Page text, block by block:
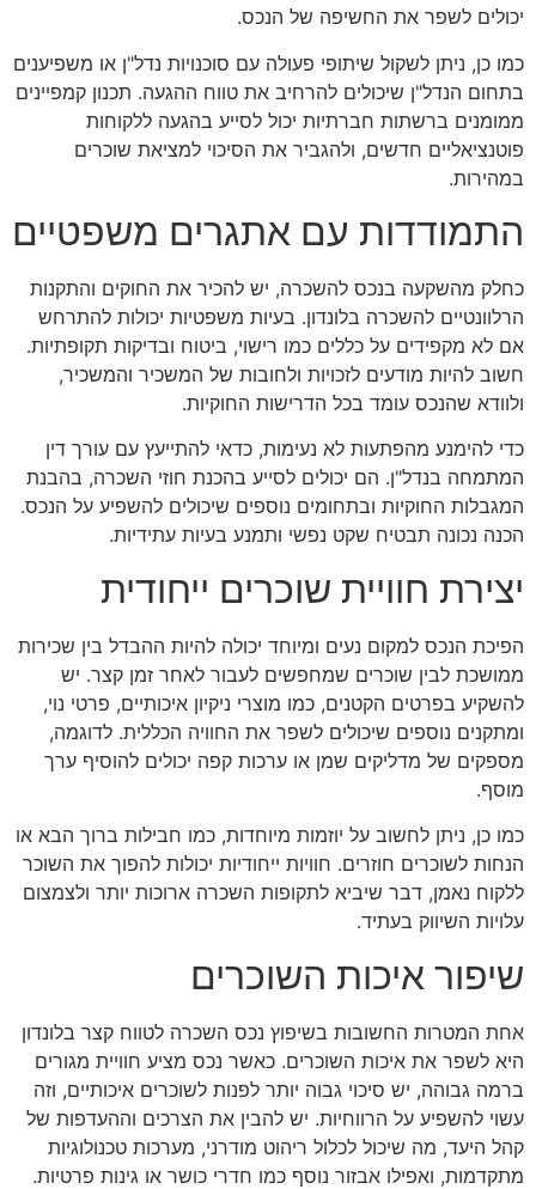
יכולים לשפר את החשיפה של הנכס.
כמו כן, ניתן לשקול שיתופי פעולה עם סוכנויות נדל"ן או משפיענים
בתחום הנדל"ן שיכולים להרחיב את טווח ההגעה. תכנון קמפיינים
ממומנים ברשתות חברתיות יכול לסייע בהגעה ללקוחות
פוטנציאליים חדשים, ולהגביר את הסיכוי למציאת שוכרים
במהירות.
התמודדות עם אתגרים משפטיים
כחלק מהשקעה בנכס להשכרה, יש להכיר את החוקים והתקנות
הרלוונטיים להשכרה בלונדון. בעיות משפטיות יכולות להתרחש
אם לא מקפידים על כללים כמו רישוי, ביטוח ובדיקות תקופתיות.
חשוב להיות מודעים לזכויות ולחובות של המשכיר והמשכיר,
ולוודא שהנכס עומד בכל הדרישות החוקיות.
כדי להימנע מהפתעות לא נעימות, כדאי להתייעץ עם עורך דין
המתמחה בנדל"ן. הם יכולים לסייע בהכנת חוזי השכרה, בהבנת
המגבלות החוקיות ובתחומים נוספים שיכולים להשפיע על הנכס.
הכנה נכונה תבטיח שקט נפשי ותמנע בעיות עתידיות.
יצירת חוויית שוכרים ייחודית
הפיכת הנכס למקום נעים ומיוחד יכולה להיות ההבדל בין שכירות
ממושכת לבין שוכרים שמחפשים לעבור לאחר זמן קצר. יש
להשקיע בפרטים הקטנים, כמו מוצרי ניקיון איכותיים, פרטי נוי,
ומתקנים נוספים שיכולים לשפר את החוויה הכללית. לדוגמה,
מספקים של מדליקים שמן או ערכות קפה יכולים להוסיף ערך
מוסף.
כמו כן, ניתן לחשוב על יוזמות מיוחדות, כמו חבילות ברוך הבא או
הנחות לשוכרים חוזרים. חוויות ייחודיות יכולות להפוך את השוכר
ללקוח נאמן, דבר שיביא לתקופות השכרה ארוכות יותר ולצמצום
עלויות השיווק בעתיד.
שיפור איכות השוכרים
אחת המטרות החשובות בשיפוץ נכס השכרה לטווח קצר בלונדון
היא לשפר את איכות השוכרים. כאשר נכס מציע חוויית מגורים
ברמה גבוהה, יש סיכוי גבוה יותר לפנות לשוכרים איכותיים, וזה
עשוי להשפיע על הרווחיות. יש להבין את הצרכים וההעדפות של
קהל היעד, מה שיכול לכלול ריהוט מודרני, מערכות טכנולוגיות
מתקדמות, ואפילו אבזור נוסף כמו חדרי כושר או גינות פרטיות.